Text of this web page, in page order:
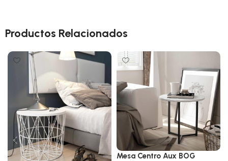
Productos Relacionados
Mesa Centro Aux BOG